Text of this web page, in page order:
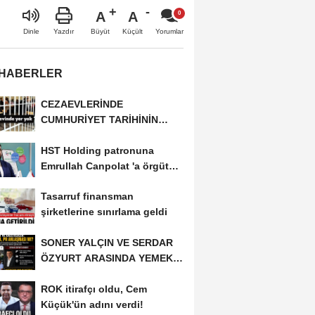
Dinle Yazdır
A
Büyüt
A
Küçült Yorumlar
CEZAEVLERİNDE
CUMHURİYET TARİHİNİN
KİŞİ...
HST Holding patronuna
Emrullah Canpolat 'a örgüt
Tasarruf finansman
şirketlerine sınırlama geldi
SONER YALÇIN VE SERDAR
ÖZYURT ARASINDA YEMEK
ROK itirafçı oldu, Cem
Küçük'ün adını verdi!